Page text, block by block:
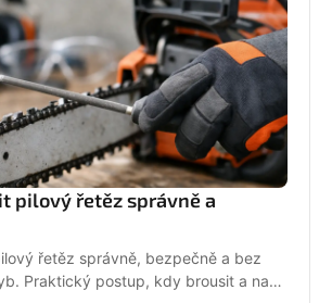
pilový řetěz správně a
řetěz správně, bezpečně a bez
Praktický postup, kdy brousit a na